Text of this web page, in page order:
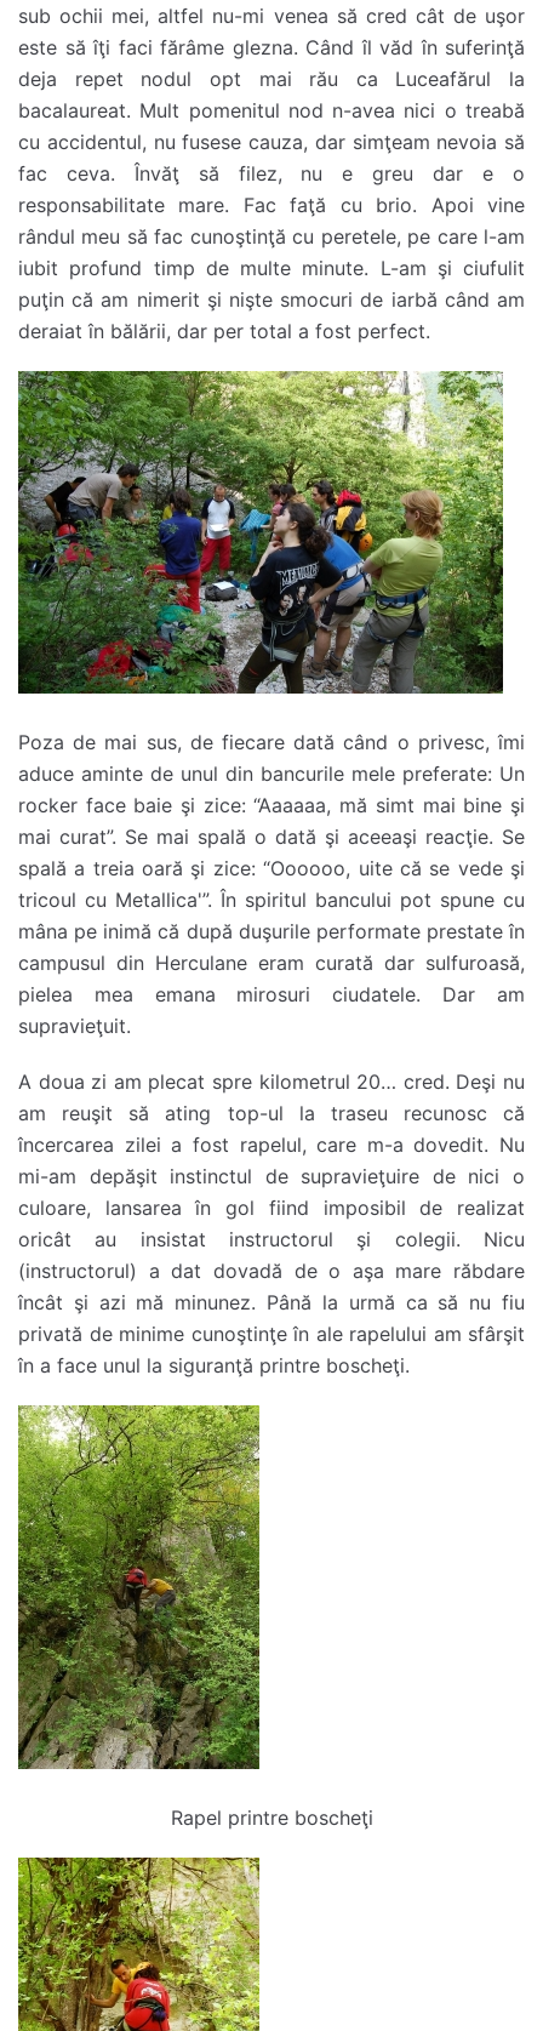
sub ochii mei, altfel nu-mi venea să cred cât de uşor
este să îţi faci fărâme glezna. Când îl văd în suferinţă
deja repet nodul opt mai rău ca Luceafărul la
bacalaureat. Mult pomenitul nod n-avea nici o treabă
cu accidentul, nu fusese cauza, dar simţeam nevoia să
fac ceva. Învăţ să filez, nu e greu dar e o
responsabilitate mare. Fac faţă cu brio. Apoi vine
rândul meu să fac cunoştinţă cu peretele, pe care l-am
iubit profund timp de multe minute. L-am şi ciufulit
puţin că am nimerit şi nişte smocuri de iarbă când am
deraiat în bălării, dar per total a fost perfect.
Poza de mai sus, de fiecare dată când o privesc, îmi
aduce aminte de unul din bancurile mele preferate: Un
rocker face baie şi zice: “Aaaaaa, mă simt mai bine şi
mai curat”. Se mai spală o dată şi aceeaşi reacţie. Se
spală a treia oară şi zice: “Oooooo, uite că se vede şi
tricoul cu Metallica'”. În spiritul bancului pot spune cu
mâna pe inimă că după duşurile performate prestate în
campusul din Herculane eram curată dar sulfuroasă,
pielea mea emana mirosuri ciudatele. Dar am
supravieţuit.
A doua zi am plecat spre kilometrul 20… cred. Deşi nu
am reuşit să ating top-ul la traseu recunosc că
încercarea zilei a fost rapelul, care m-a dovedit. Nu
mi-am depăşit instinctul de supravieţuire de nici o
culoare, lansarea în gol fiind imposibil de realizat
oricât au insistat instructorul şi colegii. Nicu
(instructorul) a dat dovadă de o aşa mare răbdare
încât şi azi mă minunez. Până la urmă ca să nu fiu
privată de minime cunoştinţe în ale rapelului am sfârşit
în a face unul la siguranţă printre boscheţi.
Rapel printre boscheţi